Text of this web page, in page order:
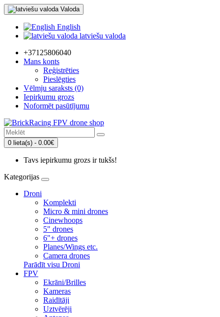
Valoda
English
latviešu valoda
+37125806040
Mans konts
Reģistrēties
Pieslēgties
Vēlmju saraksts (0)
Iepirkumu grozs
Noformēt pasūtījumu
0 lieta(s) - 0.00€
Tavs iepirkumu grozs ir tukšs!
Kategorijas
Droni
Komplekti
Micro & mini drones
Cinewhoops
5" drones
6"+ drones
Planes/Wings etc.
Camera drones
Parādīt visu Droni
FPV
Ekrāni/Brilles
Kameras
Raidītāji
Uztvērēji